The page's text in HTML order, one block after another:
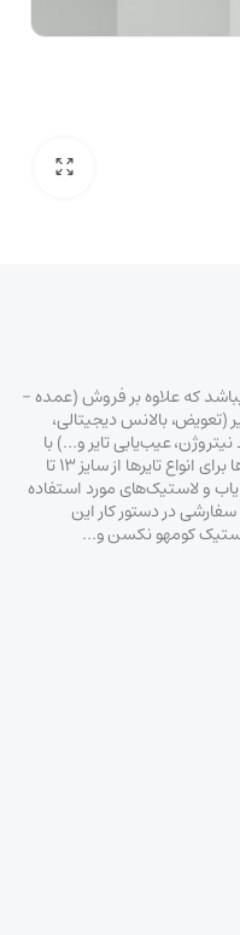
که علاوه بر فروش (عمده –
(تعویض، بالانس دیجیتالی،
عیب‌یابی تایر و…) با
استفاده از به روزترین و دقیق‌ترین دستگاه‌ها برای انواع تایرها از سایز ۱۳ تا
و لاستیک‌های مورد استفاده
در دستور کار این
کومهو نکسن و…